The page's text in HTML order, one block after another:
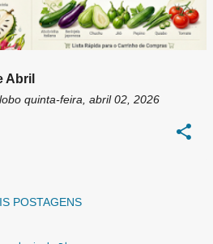
Abril
quinta-feira, abril 02, 2026
POSTAGENS